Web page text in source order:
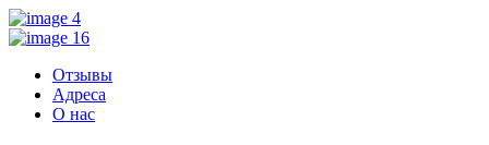
Перейти
к
Отзывы
Адреса
О нас